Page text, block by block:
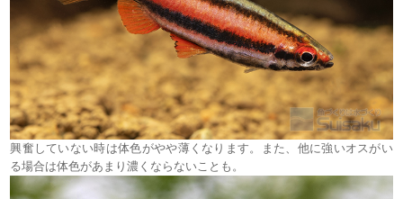
興奮していない時は体色がやや薄くなります。また、他に強いオスがい
る場合は体色があまり濃くならないことも。